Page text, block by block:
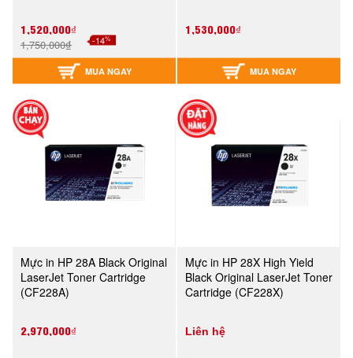
1,520,000₫
1,750,000₫ -14%
MUA NGAY
1,530,000₫
MUA NGAY
Mực in HP 28A Black Original
LaserJet Toner Cartridge
(CF228A)
2,970,000₫
Mực in HP 28X High Yield
Black Original LaserJet Toner
Cartridge (CF228X)
Liên hệ